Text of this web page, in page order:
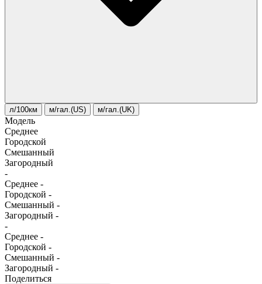
л/100км м/гал.(US) м/гал.(UK)
Модель
Среднее
Городской
Смешанный
Загородный
-
Среднее -
Городской -
Смешанный -
Загородный -
-
Среднее -
Городской -
Смешанный -
Загородный -
Поделиться